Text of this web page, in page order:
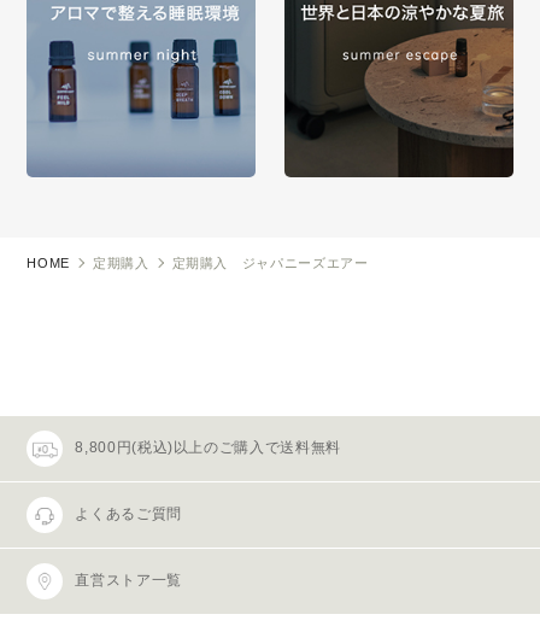
HOME 定期購入 定期購入 ジャパニーズエアー
8,800円(税込)以上のご購入で送料無料
よくあるご質問
直営ストア一覧